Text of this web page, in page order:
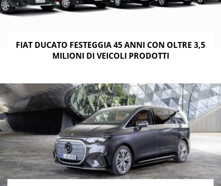
FIAT DUCATO FESTEGGIA 45 ANNI CON OLTRE 3,5
MILIONI DI VEICOLI PRODOTTI